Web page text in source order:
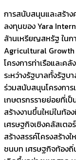
การสนับสนุนและสร้า
ลงทุนของ Yara
ล้านเหรียญสหรัฐ ในก
Agricultural
โครงการท่าเรือและค
ระหว่างรัฐบาลทั้งรัฐบ
ร่วมสนับสนุนโครงการ
เกษตรกรรายย่อยที่เ
สร้างงานขึ้นใหม่ในท้
เศรษฐกิจเชิงคลัสเตอ
สร้างสรรค์โครงสร้าง
ชนบท เศรษฐกิจท้องถิ่น